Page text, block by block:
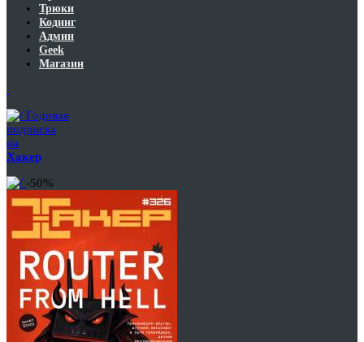
Трюки
Кодинг
Админ
Geek
Магазин
Годовая
подписка
на
Хакер
-50%